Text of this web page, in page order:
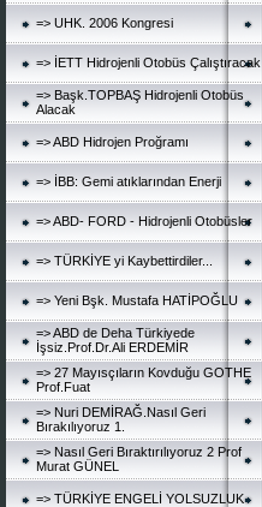
=> UHK. 2006 Kongresi
=> İETT Hidrojenli Otobüs Çalıştıracak
=> Başk.TOPBAŞ Hidrojenli Otobüs
Alacak
=> ABD Hidrojen Proğramı
=> İBB: Gemi atıklarından Enerji
=> ABD- FORD - Hidrojenli Otobüsler
=> TÜRKİYE yi Kaybettirdiler...
=> Yeni Bşk. Mustafa HATİPOĞLU
=> ABD de Deha Türkiyede
İşsiz.Prof.Dr.Ali ERDEMİR
=> 27 Mayısçıların Kovduğu GOTHE
Prof.Fuat
=> Nuri DEMİRAĞ.Nasıl Geri
Bırakılıyoruz 1.
=> Nasıl Geri Bıraktırılıyoruz 2 Prof
Murat GÜNEL
=> TÜRKİYE ENGELİ YOLSUZLUK